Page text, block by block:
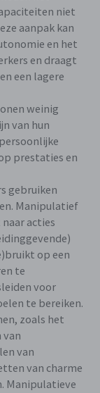
niet
aanpak kan
en het
en draagt
een lagere
weinig
van hun
prestaties en
gebruiken
Manipulatief
acties
op een
te
voor
te bereiken.
zoals het
van
van
van charme
Manipulatieve